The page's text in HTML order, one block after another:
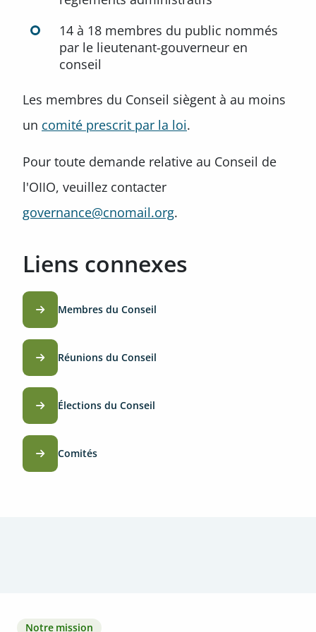
14 à 18 membres du public nommés
par le lieutenant-gouverneur en
conseil
Les membres du Conseil siègent à au moins
un comité prescrit par la loi.
Pour toute demande relative au Conseil de
l'OIIO, veuillez contacter
governance@cnomail.org.
Liens connexes
Membres du Conseil
Réunions du Conseil
Élections du Conseil
Comités
Notre mission